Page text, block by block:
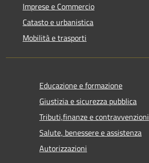
Imprese e Commercio
Catasto e urbanistica
Mobilità e trasporti
Educazione e formazione
Giustizia e sicurezza pubblica
Tributi,finanze e contravvenzioni
Salute, benessere e assistenza
Autorizzazioni